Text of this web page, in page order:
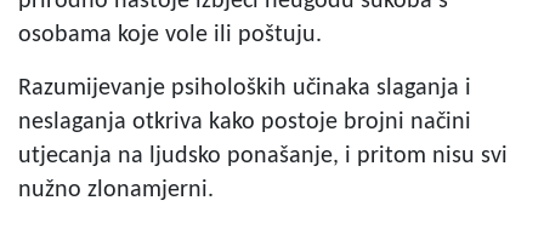
osobama koje vole ili poštuju.
Razumijevanje psiholoških učinaka slaganja i
neslaganja otkriva kako postoje brojni načini
utjecanja na ljudsko ponašanje, i pritom nisu svi
nužno zlonamjerni.